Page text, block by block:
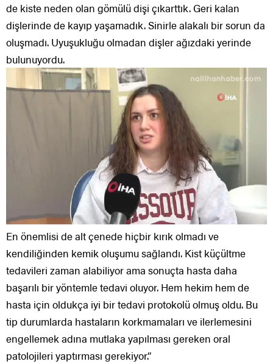
de kiste neden olan gömülü dişi çıkarttık. Geri kalan
dişlerinde de kayıp yaşamadık. Sinirle alakalı bir sorun da
oluşmadı. Uyuşukluğu olmadan dişler ağızdaki yerinde
bulunuyordu.
En önemlisi de alt çenede hiçbir kırık olmadı ve
kendiliğinden kemik oluşumu sağlandı. Kist küçültme
tedavileri zaman alabiliyor ama sonuçta hasta daha
başarılı bir yöntemle tedavi oluyor. Hem hekim hem de
hasta için oldukça iyi bir tedavi protokolü olmuş oldu. Bu
tip durumlarda hastaların korkmamaları ve ilerlemesini
engellemek adına mutlaka yapılması gereken oral
patolojileri yaptırması gerekiyor.”